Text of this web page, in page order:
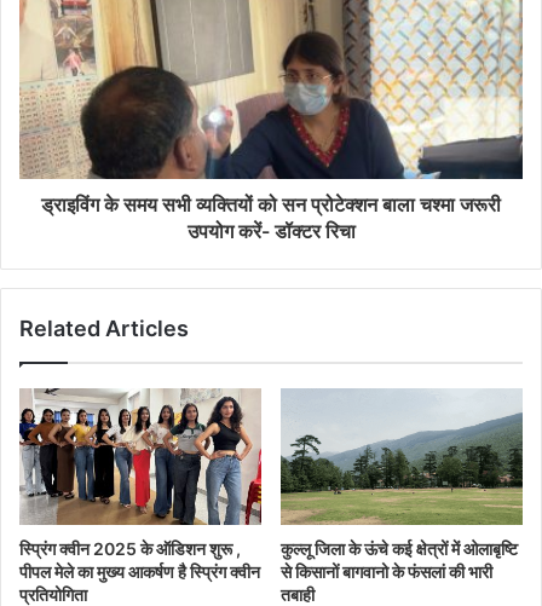
ड्राइविंग के समय सभी व्यक्तियों को सन प्रोटेक्शन बाला चश्मा जरूरी
उपयोग करें- डॉक्टर रिचा
Related Articles
स्प्रिंग क्वीन 2025 के ऑडिशन शुरू ,
पीपल मेले का मुख्य आकर्षण है स्प्रिंग क्वीन
प्रतियोगिता
कुल्लू जिला के ऊंचे कई क्षेत्रों में ओलाबृष्टि
से किसानों बागवानो के फंसलां की भारी
तबाही